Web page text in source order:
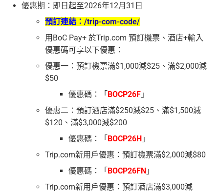
優惠期：即日起至2026年12月31日
預訂連結： /trip-com-code/
用BoC Pay+ 於Trip.com 預訂機票、酒店+輸入
優惠碼可享以下優惠：
優惠一：預訂機票滿$1,000減$25、滿$2,000減
$50
優惠碼：「 BOCP26F 」
優惠二：預訂酒店滿$250減$25、滿$1,500減
$120、滿$3,000減$200
優惠碼：「 BOCP26H 」
Trip.com新用戶優惠：預訂機票滿$2,000減$80
優惠碼：「 BOCP26FN 」
Trip.com新用戶優惠：預訂酒店滿$3,000減